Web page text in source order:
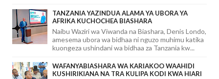
TANZANIA YAZINDUA ALAMA YA UBORA YA
AFRIKA KUCHOCHEA BIASHARA
Naibu Waziri wa Viwanda na Biashara, Denis Londo,
amesema ubora wa bidhaa ni nguzo muhimu katika
kuongeza ushindani wa bidhaa za Tanzania kw...
WAFANYABIASHARA WA KARIAKOO WAAHIDI
KUSHIRIKIANA NA TRA KULIPA KODI KWA HIARI